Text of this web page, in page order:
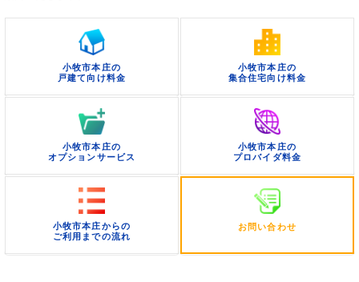
小牧市本庄の
戸建て向け料金
小牧市本庄の
集合住宅向け料金
小牧市本庄の
オプションサービス
小牧市本庄の
プロバイダ料金
小牧市本庄からの
ご利用までの流れ
お問い合わせ